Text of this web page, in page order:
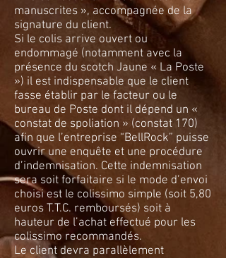
manuscrites », accompagnée de la
signature du client.
Si le colis arrive ouvert ou
endommagé (notamment avec la
présence du scotch Jaune « La Poste
») il est indispensable que le client
fasse établir par le facteur ou le
bureau de Poste dont il dépend un «
constat de spoliation » (constat 170)
afin que l’entreprise “BellRock” puisse
ouvrir une enquête et une procédure
d’indemnisation. Cette indemnisation
sera soit forfaitaire si le mode d’envoi
choisi est le colissimo simple (soit 5,80
euros T.T.C. remboursés) soit à
hauteur de l’achat effectué pour les
colissimo recommandés.
Le client devra parallèlement